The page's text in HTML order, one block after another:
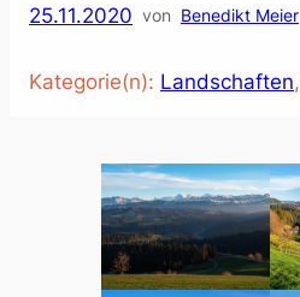
25.11.2020 von Benedikt Meier
Kategorie(n): Landschaften,